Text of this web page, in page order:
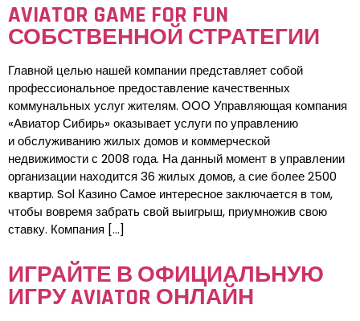
AVIATOR GAME FOR FUN
СОБСТВЕННОЙ СТРАТЕГИИ
Главной целью нашей компании представляет собой
профессиональное предоставление качественных
коммунальных услуг жителям. ООО Управляющая компания
«Авиатор Сибирь» оказывает услуги по управлению
и обслуживанию жилых домов и коммерческой
недвижимости с 2008 года. На данный момент в управлении
организации находится 36 жилых домов, а сие более 2500
квартир. Sol Казино Самое интересное заключается в том,
чтобы вовремя забрать свой выигрыш, приумножив свою
ставку. Компания […]
ИГРАЙТЕ В ОФИЦИАЛЬНУЮ
ИГРУ AVIATOR ОНЛАЙН